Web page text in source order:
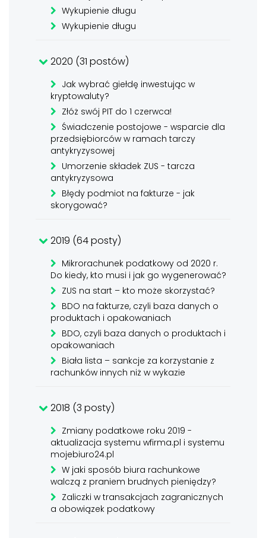
Wykupienie długu
Wykupienie długu
2020 (31 postów)
Jak wybrać giełdę inwestując w
kryptowaluty?
Złóż swój PIT do 1 czerwca!
Świadczenie postojowe - wsparcie dla
przedsiębiorców w ramach tarczy
antykryzysowej
Umorzenie składek ZUS - tarcza
antykryzysowa
Błędy podmiot na fakturze - jak
skorygować?
2019 (64 posty)
Mikrorachunek podatkowy od 2020 r.
Do kiedy, kto musi i jak go wygenerować?
ZUS na start – kto może skorzystać?
BDO na fakturze, czyli baza danych o
produktach i opakowaniach
BDO, czyli baza danych o produktach i
opakowaniach
Biała lista – sankcje za korzystanie z
rachunków innych niż w wykazie
2018 (3 posty)
Zmiany podatkowe roku 2019 -
aktualizacja systemu wfirma.pl i systemu
mojebiuro24.pl
W jaki sposób biura rachunkowe
walczą z praniem brudnych pieniędzy?
Zaliczki w transakcjach zagranicznych
a obowiązek podatkowy